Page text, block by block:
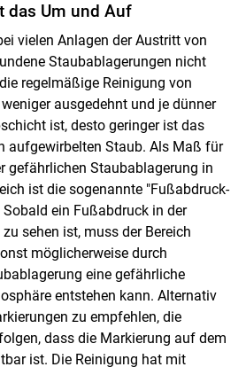
das Um und Auf
vielen Anlagen der Austritt von
Staubablagerungen nicht
regelmäßige Reinigung von
ausgedehnt und je dünner
ist, desto geringer ist das
aufgewirbelten Staub. Als Maß für
gefährlichen Staubablagerung in
ist die sogenannte "Fußabdruck-
ein Fußabdruck in der
sehen ist, muss der Bereich
möglicherweise durch
eine gefährliche
entstehen kann. Alternativ
zu empfehlen, die
dass die Markierung auf dem
ist. Die Reinigung hat mit